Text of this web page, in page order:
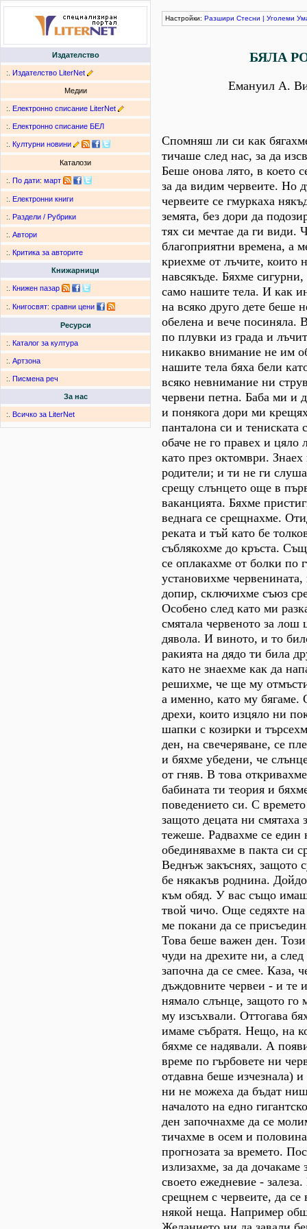
Издателство
:. Издателство LiterNet
Медии
:. Електронно списание LiterNet
:. Електронно списание БЕЛ
:. Културни новини
Каталози
:. По дати: март
:. Електронни книги
:. Раздели / Рубрики
:. Автори
:. Критика за авторите
Книжарници
:. Книжен пазар
:. Книгосвят: сравни цени
Ресурси
:. Каталог за култура
:. Артзона
:. Писмена реч
За нас
:. Всичко за LiterNet
Настройки: Разшири Стесни | Уголеми
БЯЛА
Емануил А.
Спомняш ли си как
тичаше след нас, за да
Беше онова лято, в което
за да видим червеите. Но
червеите се гмуркаха
земята, без дори да
тях си мечтае да ги види.
благоприятни времена, а
криехме от лъчите, които
навсякъде. Бяхме
само нашите тела. И как
на всяко друго дете беше
обелена и вече посиняла.
по плувки из града и
никакво внимание не им
нашите тела бяха бели
всяко невнимание ни
червени петна. Баба ми и
и понякога дори ми
панталона си и тениската
обаче не го правех и цяло
като през октомври. Знаех
родители; и ти не ги
срещу слънцето още в
ваканцията. Бяхме
веднага се срещнахме.
реката и тъй като бе
съблякохме до кръста.
се оплакахме от болки по
установихме
допир, сключихме съюз
Особено след като ми
смятала червеното за лош
дявола. И виното, и то
ракията на дядо ти била
като не знаехме как да
решихме, че ще му
а именно, като му бягаме.
дрехи, които изцяло ни
шапки с козирки и
ден, на свечеряване, се
и бяхме убедени, че
от гняв. В това
бабината ти теория и
поведението си. С
защото децата ни смятаха
тежеше. Радвахме се един
обединявахме в пакта си
Веднъж закъснях, защото
бе някакъв роднина.
към обяд. У вас също
твой чичо. Още седяхте
ме покани да се
Това беше важен ден.
чуди на дрехите ни, а след
започна да се смее. Каза,
дъждовните червеи - и те
нямало слънце, защото го
му изсъхвали. Оттогава
имаме събратя. Нещо, на
бяхме се надявали. А
време по гърбовете ни
отдавна беше изчезнала) и
ни не можеха да бъдат
началото на едно
ден започнахме да се
тичахме в осем и
прогнозата за времето.
излизахме, за да дочакаме
своето ежедневие -
срещнем с червеите, да
някой неща. Например